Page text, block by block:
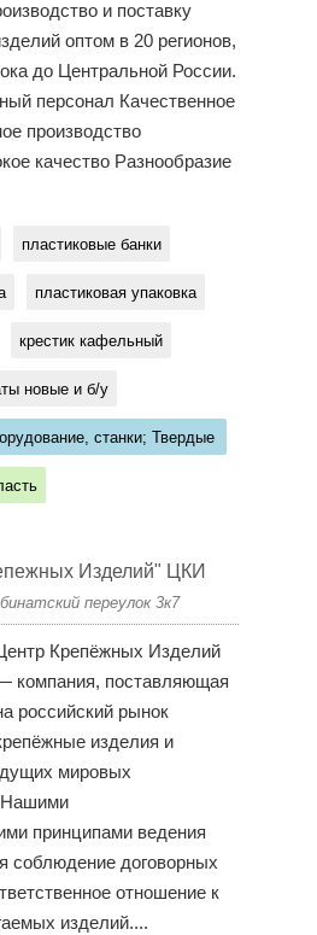
и поставку
оптом в 20 регионов,
до Центральной России.
персонал Качественное
производство
качество Разнообразие
пластиковые банки
пластиковая упаковка
крестик кафельный
новые и б/у
станки; Твердые
Изделий" ЦКИ
переулок 3к7
Крепёжных Изделий
компания, поставляющая
российский рынок
изделия и
мировых
Нашими
принципами ведения
соблюдение договорных
отношение к
изделий....